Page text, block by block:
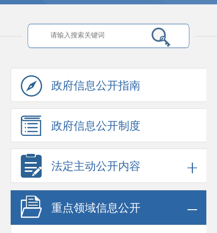
政府信息公开指南
政府信息公开制度
法定主动公开内容
重点领域信息公开